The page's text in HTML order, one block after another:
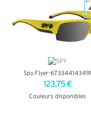
Spy Flyer-673344143491
123,75 €
Couleurs disponibles